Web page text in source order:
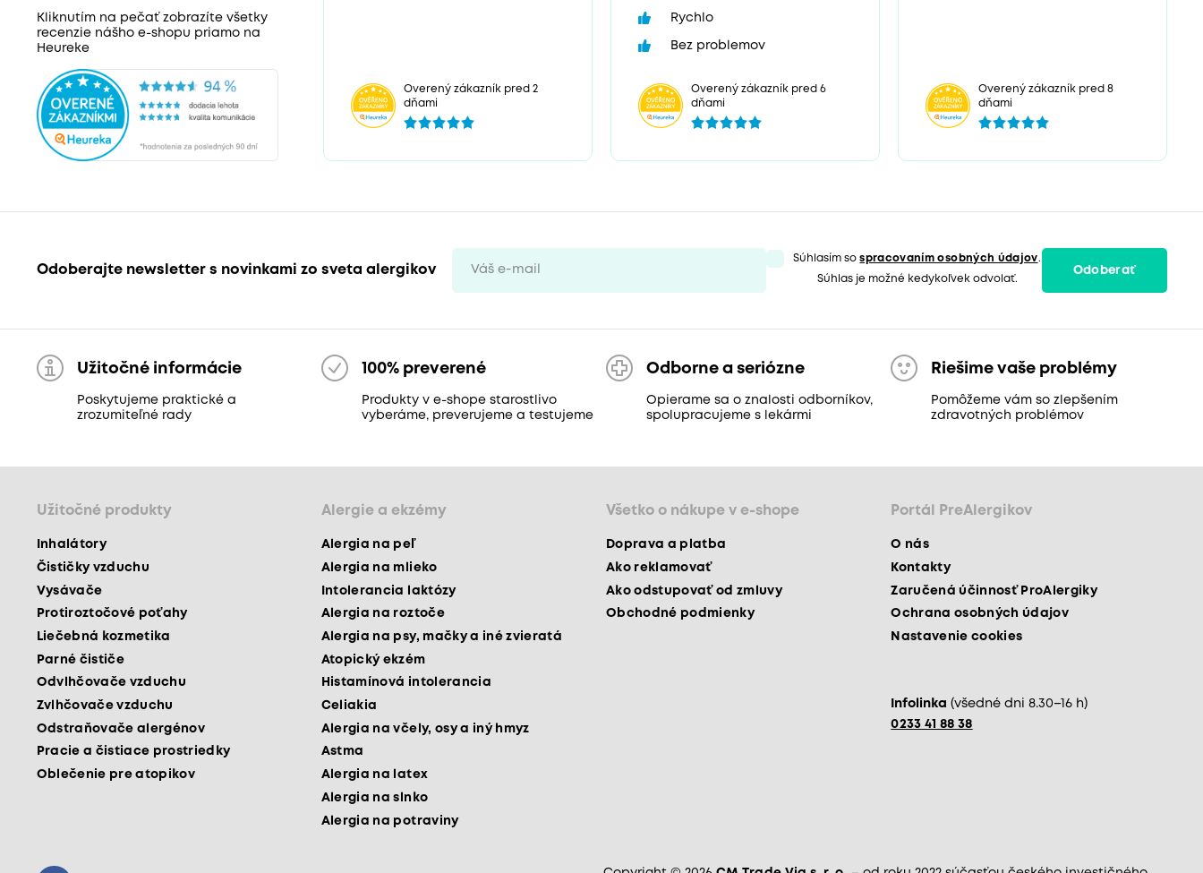
Kliknutím na pečať zobrazíte všetky
recenzie nášho e-shopu priamo na
Heureke
Overený zákazník pred 2
dňami
Rychlo
Bez problemov
Overený zákazník pred 6
dňami
Overený zákazník pred 8
dňami
Odoberajte newsletter s novinkami zo sveta alergikov
Súhlasím sospracovaním osobných údajov.
Súhlas je možné kedykoľvek odvolať.
Odoberať
Užitočné informácie
Poskytujeme praktické a
zrozumiteľné rady
100% preverené
Produkty v e-shope starostlivo
vyberáme, preverujeme a testujeme
Odborne a seriózne
Opierame sa o znalosti odborníkov,
spolupracujeme s lekármi
Riešime vaše problémy
Pomôžeme vám so zlepšením
zdravotných problémov
Užitočné produkty
Inhalátory
Čističky vzduchu
Vysávače
Protiroztočové poťahy
Liečebná kozmetika
Parné čističe
Odvlhčovače vzduchu
Zvlhčovače vzduchu
Odstraňovače alergénov
Pracie a čistiace prostriedky
Oblečenie pre atopikov
Alergie a ekzémy
Alergia na peľ
Alergia na mlieko
Intolerancia laktózy
Alergia na roztoče
Alergia na psy, mačky a iné zvieratá
Atopický ekzém
Histamínová intolerancia
Celiakia
Alergia na včely, osy a iný hmyz
Astma
Alergia na latex
Alergia na slnko
Alergia na potraviny
Všetko o nákupe v e-shope
Doprava a platba
Ako reklamovať
Ako odstupovať od zmluvy
Obchodné podmienky
Portál PreAlergikov
O nás
Kontakty
Zaručená účinnosť ProAlergiky
Ochrana osobných údajov
Nastavenie cookies
Infolinka (všedné dni 8.30–16 h)
0233 41 88 38